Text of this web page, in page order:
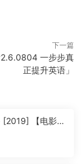
下一篇
一步步真
正提升英语」
【电影】